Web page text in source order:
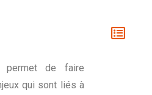
permet de faire
qui sont liés à